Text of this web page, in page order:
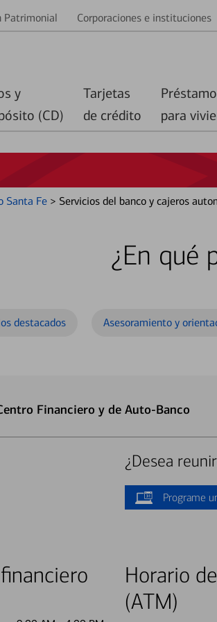
Patrimonial Corporaciones e instituciones
y
(CD)
Tarjetas
de crédito
para
Santa Fe > Servicios del banco y cajeros
¿En qué
destacados Asesoramiento y
Financiero y de Auto-Banco
¿Desea
Programe
Horario
(ATM)